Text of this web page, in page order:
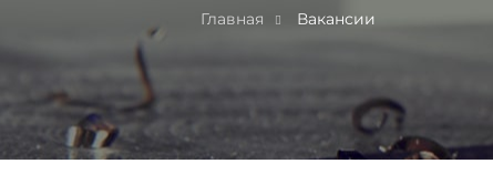
Главная Вакансии